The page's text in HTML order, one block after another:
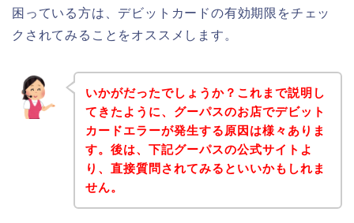
困っている方は、デビットカードの有効期限をチェッ
クされてみることをオススメします。
いかがだったでしょうか？これまで説明し
てきたように、グーパスのお店でデビット
カードエラーが発生する原因は様々ありま
す。後は、下記グーパスの公式サイトよ
り、直接質問されてみるといいかもしれま
せん。